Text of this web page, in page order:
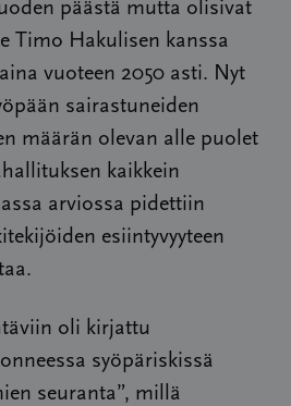
päästä mutta olisivat
Timo Hakulisen kanssa
vuoteen 2050 asti. Nyt
sairastuneiden
määrän olevan alle puolet
kaikkein
arviossa pidettiin
esiintyvyyteen
oli kirjattu
syöpäriskissä
seuranta”, millä